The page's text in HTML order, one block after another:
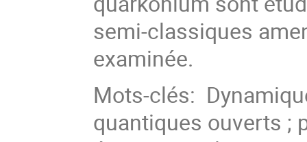
semi-classiques
examinée.
Mots-clés:
quantiques ouverts ;